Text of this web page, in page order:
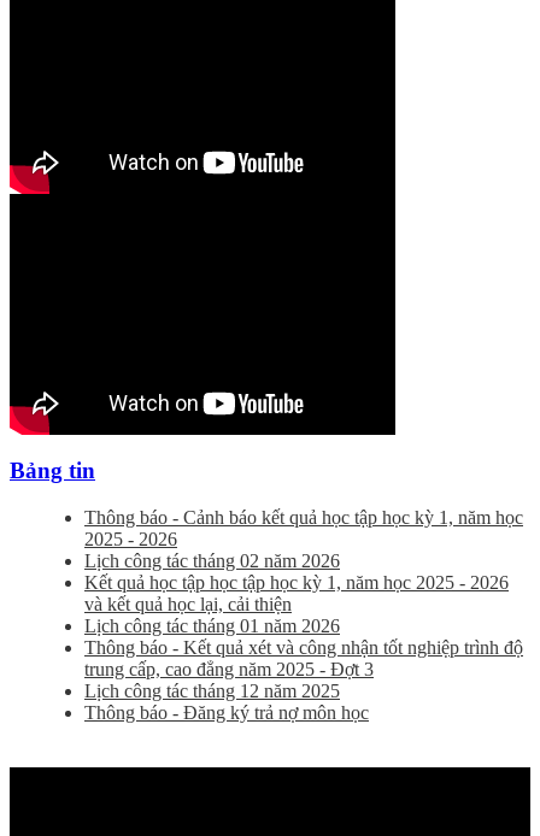
Bảng tin
Thông báo - Cảnh báo kết quả học tập học kỳ 1, năm học
2025 - 2026
Lịch công tác tháng 02 năm 2026
Kết quả học tập học tập học kỳ 1, năm học 2025 - 2026
và kết quả học lại, cải thiện
Lịch công tác tháng 01 năm 2026
Thông báo - Kết quả xét và công nhận tốt nghiệp trình độ
trung cấp, cao đẳng năm 2025 - Đợt 3
Lịch công tác tháng 12 năm 2025
Thông báo - Đăng ký trả nợ môn học